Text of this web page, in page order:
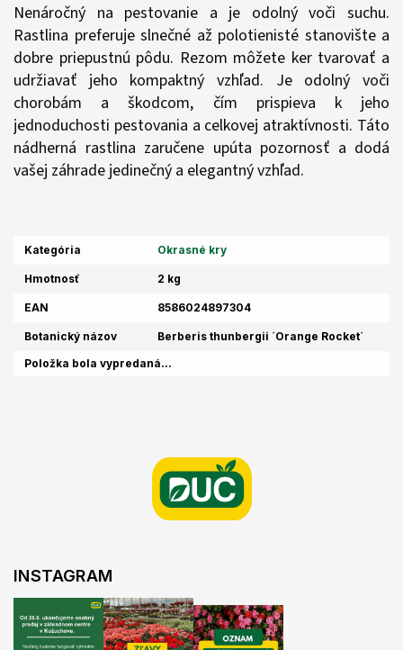
Nenáročný na pestovanie a je odolný voči suchu.
Rastlina preferuje slnečné až polotienisté stanovište a
dobre priepustnú pôdu. Rezom môžete ker tvarovať a
udržiavať jeho kompaktný vzhľad. Je odolný voči
chorobám a škodcom, čím prispieva k jeho
jednoduchosti pestovania a celkovej atraktívnosti. Táto
nádherná rastlina zaručene upúta pozornosť a dodá
vašej záhrade jedinečný a elegantný vzhľad.
Kategória Okrasné kry
Hmotnosť 2 kg
EAN 8586024897304
Botanický názov
Berberis thunbergii ´Orange Rocket´
Položka bola vypredaná…
INSTAGRAM